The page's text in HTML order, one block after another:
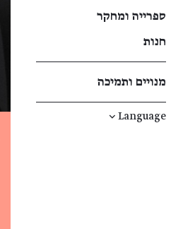
ספרייה ומחקר
חנות
מנויים ותמיכה
Language
↓